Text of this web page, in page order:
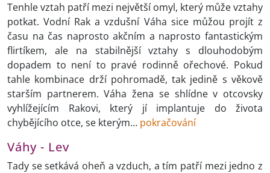
Tenhle vztah patří mezi největší omyl, který může vztahy
potkat. Vodní Rak a vzdušní Váha sice můžou projít z
času na čas naprosto akčním a naprosto fantastickým
flirtíkem, ale na stabilnější vztahy s dlouhodobým
dopadem to není to pravé rodinně ořechové. Pokud
tahle kombinace drží pohromadě, tak jedině s věkově
starším partnerem. Váha žena se shlídne v otcovsky
vyhlížejícím Rakovi, který jí implantuje do života
chybějícího otce, se kterým… pokračování
Váhy - Lev
Tady se setkává oheň a vzduch, a tím patří mezi jedno z